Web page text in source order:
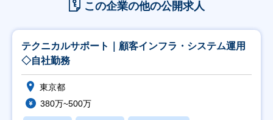
この企業の他の公開求人
テクニカルサポート｜顧客インフラ・システム運用
◇自社勤務
東京都
380万~500万